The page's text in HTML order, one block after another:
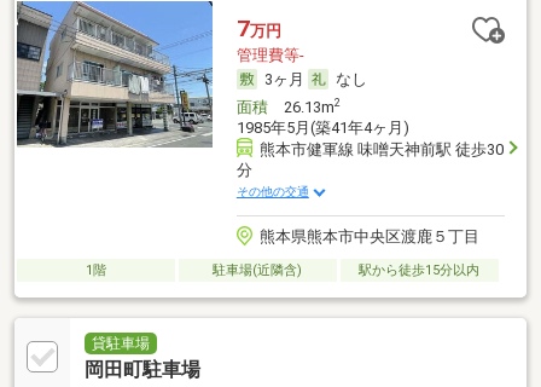
7万円
管理費等-
3ヶ月
なし
面積26.13m2
1985年5月(築41年4ヶ月)
熊本市健軍線 味噌天神前駅 徒歩30
分
その他の交通
熊本県熊本市中央区渡鹿５丁目
1階 駐車場(近隣含) 駅から徒歩15分以内
貸駐車場
岡田町駐車場